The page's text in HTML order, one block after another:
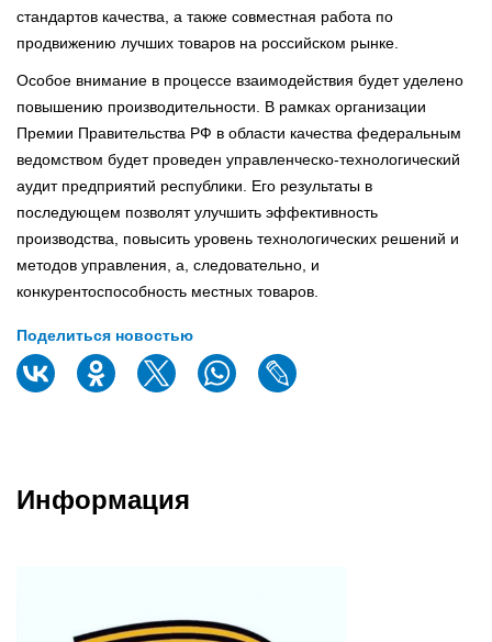
стандартов качества, а также совместная работа по
продвижению лучших товаров на российском рынке.
Особое внимание в процессе взаимодействия будет уделено
повышению производительности. В рамках организации
Премии Правительства РФ в области качества федеральным
ведомством будет проведен управленческо-технологический
аудит предприятий республики. Его результаты в
последующем позволят улучшить эффективность
производства, повысить уровень технологических решений и
методов управления, а, следовательно, и
конкурентоспособность местных товаров.
Поделиться новостью
Информация